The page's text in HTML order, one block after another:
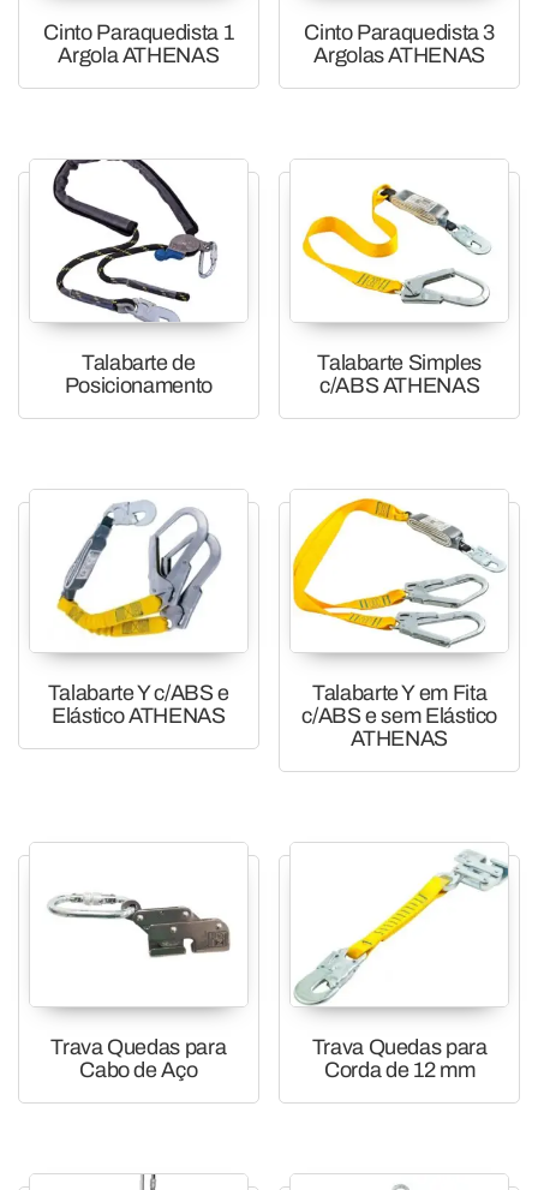
Cinto Paraquedista 1
Argola ATHENAS
Cinto Paraquedista 3
Argolas ATHENAS
Talabarte de
Posicionamento
Talabarte Simples
c/ABS ATHENAS
Talabarte Y c/ABS e
Elástico ATHENAS
Talabarte Y em Fita
c/ABS e sem Elástico
ATHENAS
Trava Quedas para
Cabo de Aço
Trava Quedas para
Corda de 12 mm